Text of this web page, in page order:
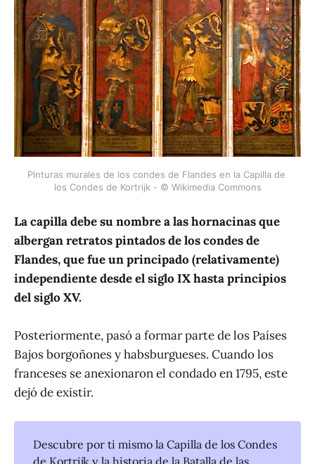
Pinturas murales de los condes de Flandes en la Capilla de
los Condes de Kortrijk - © Wikimedia Commons
La capilla debe su nombre a las hornacinas que
albergan retratos pintados de los condes de
Flandes, que fue un principado (relativamente)
independiente desde el siglo IX hasta principios
del siglo XV.
Posteriormente, pasó a formar parte de los Países
Bajos borgoñones y habsburgueses. Cuando los
franceses se anexionaron el condado en 1795, este
dejó de existir.
Descubre por ti mismo la Capilla de los Condes
de Kortrijk y la historia de la Batalla de las